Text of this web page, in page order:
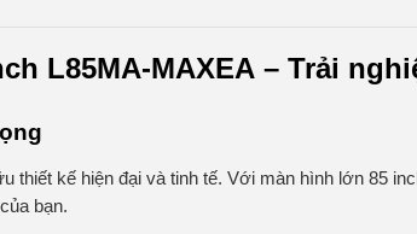
L85MA-MAXEA – Trải
thiết kế hiện đại và tinh tế. Với màn hình lớn 85
bạn.